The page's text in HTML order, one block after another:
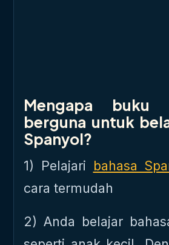
Mengapa buku
berguna untuk
Spanyol?
1) Pelajari bahasa
cara termudah
2) Anda belajar